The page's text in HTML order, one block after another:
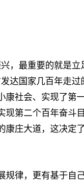
，最重要的就是立
达国家几百年走过
康社会、实现了第
现第二个百年奋斗
康庄大道，这决定
律，更有基于自